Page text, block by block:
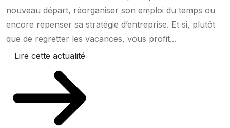
nouveau départ, réorganiser son emploi du temps ou
encore repenser sa stratégie d’entreprise. Et si, plutôt
que de regretter les vacances, vous profit...
Lire cette actualité